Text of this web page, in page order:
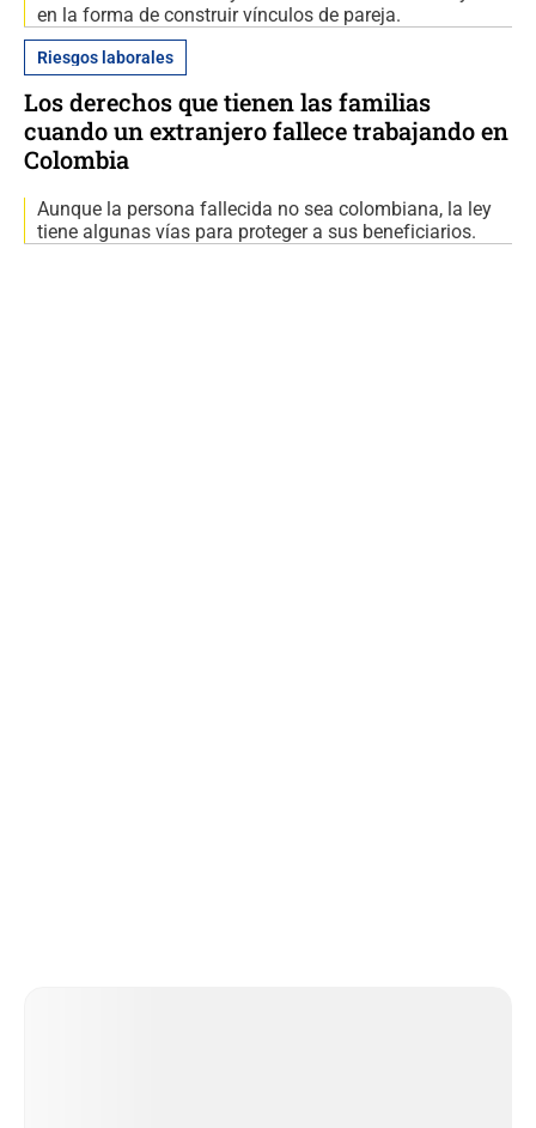
en la forma de construir vínculos de pareja.
Riesgos laborales
Los derechos que tienen las familias
cuando un extranjero fallece trabajando en
Colombia
Aunque la persona fallecida no sea colombiana, la ley
tiene algunas vías para proteger a sus beneficiarios.